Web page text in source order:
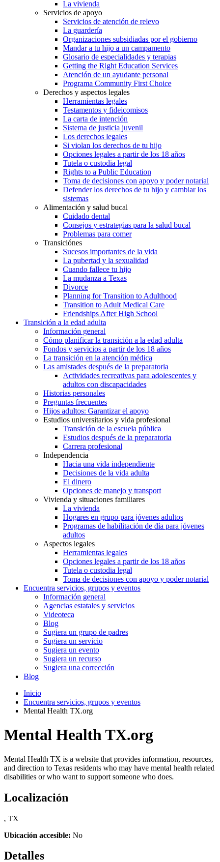
La vivienda
Servicios de apoyo
Servicios de atención de relevo
La guardería
Organizaciones subsidiadas por el gobierno
Mandar a tu hijo a un campamento
Glosario de especialidades y terapias
Getting the Right Education Services
Atención de un ayudante personal
Programa Community First Choice
Derechos y aspectos legales
Herramientas legales
Testamentos y fideicomisos
La carta de intención
Sistema de justicia juvenil
Los derechos legales
Si violan los derechos de tu hijo
Opciones legales a partir de los 18 años
Tutela o custodia legal
Rights to a Public Education
Toma de decisiones con apoyo y poder notarial
Defender los derechos de tu hijo y cambiar los
sistemas
Alimentación y salud bucal
Cuidado dental
Consejos y estrategias para la salud bucal
Problemas para comer
Transiciónes
Sucesos importantes de la vida
La pubertad y la sexualidad
Cuando fallece tu hijo
La mudanza a Texas
Divorce
Planning for Transition to Adulthood
Transition to Adult Medical Care
Friendships After High School
Transición a la edad adulta
Información general
Cómo planificar la transición a la edad adulta
Fondos y servicios a partir de los 18 años
La transición en la atención médica
Las amistades después de la preparatoria
Actividades recreativas para adolescentes y
adultos con discapacidades
Historias personales
Preguntas frecuentes
Hijos adultos: Garantizar el apoyo
Estudios universitarios y vida profesional
Transición de la escuela pública
Estudios después de la preparatoria
Carrera profesional
Independencia
Hacia una vida independiente
Decisiones de la vida adulta
El dinero
Opciones de manejo y transport
Vivienda y situaciones familiares
La vivienda
Hogares en grupo para jóvenes adultos
Programas de habilitación de día para jóvenes
adultos
Aspectos legales
Herramientas legales
Opciones legales a partir de los 18 años
Tutela o custodia legal
Toma de decisiones con apoyo y poder notarial
Encuentra servicios, grupos y eventos
Información general
Agencias estatales y servicios
Videoteca
Blog
Sugiera un grupo de padres
Sugiera un servicio
Sugiera un evento
Sugiera un recurso
Sugiera una corrección
Blog
Inicio
Encuentra servicios, grupos y eventos
Mental Health TX.org
Mental Health TX.org
Mental Health TX is a website that provides information, resources,
and direction to Texas residents who may have mental health related
disabilities or who want to support someone who does.
Localización
, TX
Ubicación accesible: No
Detalles